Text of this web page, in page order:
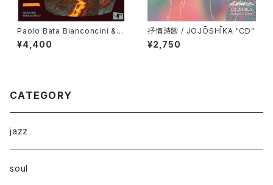
Paolo Bata Bianconcini & C
ircolo Psiconautico - Asap
ani "LP"
¥4,400
抒情詩歌 / JOJŌSHĪKA "CD"
¥2,750
CATEGORY
jazz
soul